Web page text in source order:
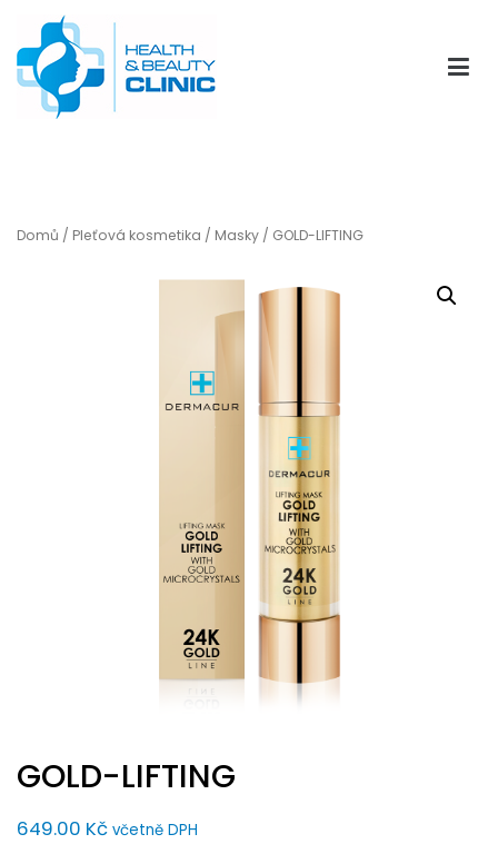
Přeskočit
obsah
Domů / Pleťová kosmetika / Masky / GOLD-LIFTING
GOLD-LIFTING
649.00 Kč včetně DPH